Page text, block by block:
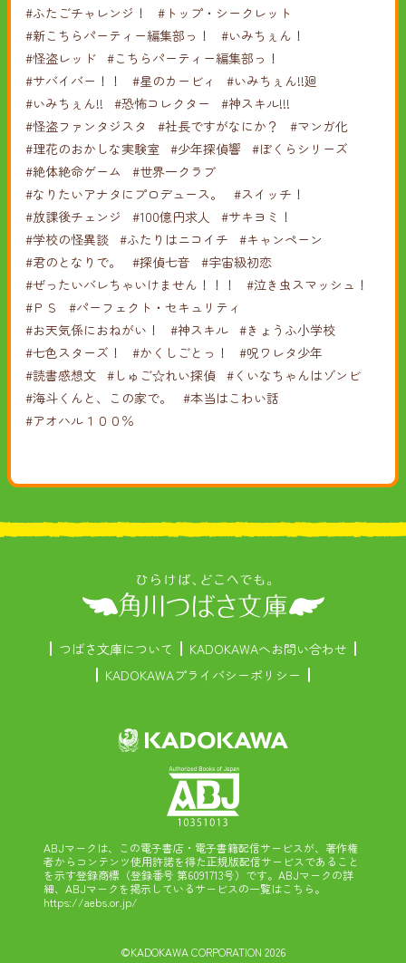
#ふたごチャレンジ！
#トップ・シークレット
#新こちらパーティー編集部っ！
#いみちぇん！
#怪盗レッド #こちらパーティー編集部っ！
#サバイバー！！
#星のカービィ
#いみちぇん!!廻
#いみちぇん!!
#恐怖コレクター
#神スキル!!!
#怪盗ファンタジスタ
#社長ですがなにか？
#マンガ化
#理花のおかしな実験室 #少年探偵響
#ぼくらシリーズ
#絶体絶命ゲーム
#世界一クラブ
#なりたいアナタにプロデュース。
#スイッチ！
#放課後チェンジ
#100億円求人
#サキヨミ！
#学校の怪異談 #ふたりはニコイチ
#キャンペーン
#君のとなりで。
#探偵七音
#宇宙級初恋
#ぜったいバレちゃいけません！！！
#泣き虫スマッシュ！
#ＰＳ
#パーフェクト・セキュリティ
#お天気係におねがい！
#神スキル #きょうふ小学校
#七色スターズ！
#かくしごとっ！
#呪ワレタ少年
#読書感想文
#しゅご☆れい探偵 #くいなちゃんはゾンビ
#海斗くんと、この家で。
#本当はこわい話
#アオハル１００％
つばさ文庫について
KADOKAWAへお問い合わせ
KADOKAWAプライバシーポリシー
ABJマークは、この電子書店・電子書籍配信サービスが、著作権
者からコンテンツ使用許諾を得た正規版配信サービスであること
を示す登録商標（登録番号 第6091713号）です。ABJマークの詳
細、ABJマークを掲示しているサービスの一覧はこちら。
https://aebs.or.jp/
©KADOKAWA CORPORATION 2026